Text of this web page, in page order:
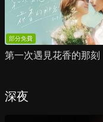
部分免費
第一次遇見花香的那刻
深夜